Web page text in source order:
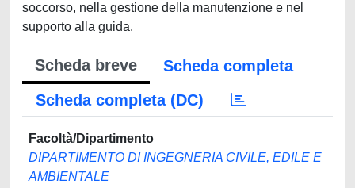
soccorso, nella gestione della manutenzione e nel
supporto alla guida.
Scheda breve
Scheda completa
Scheda completa (DC)
Facoltà/Dipartimento
DIPARTIMENTO DI INGEGNERIA CIVILE, EDILE E
AMBIENTALE